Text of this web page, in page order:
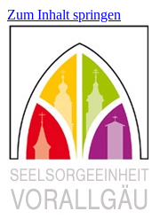
Zum Inhalt springen